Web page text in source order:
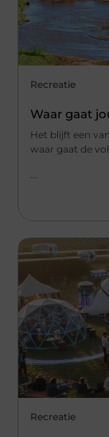
Recreatie
Waar gaat
Het blijft een
waar gaat de
...
Recreatie